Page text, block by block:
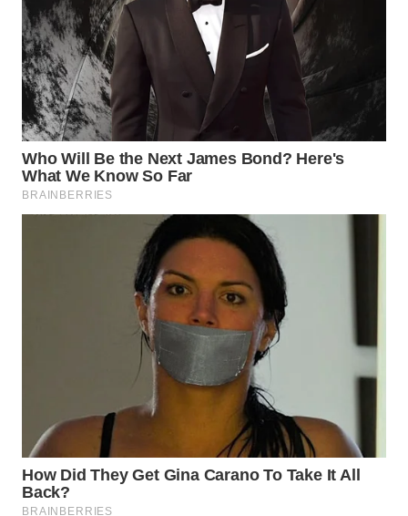
WAHANA
OTOMOTIF
WAHANA
HEALTH
WAHANA
DESA
MASYARAKAT
KELISTRIKAN